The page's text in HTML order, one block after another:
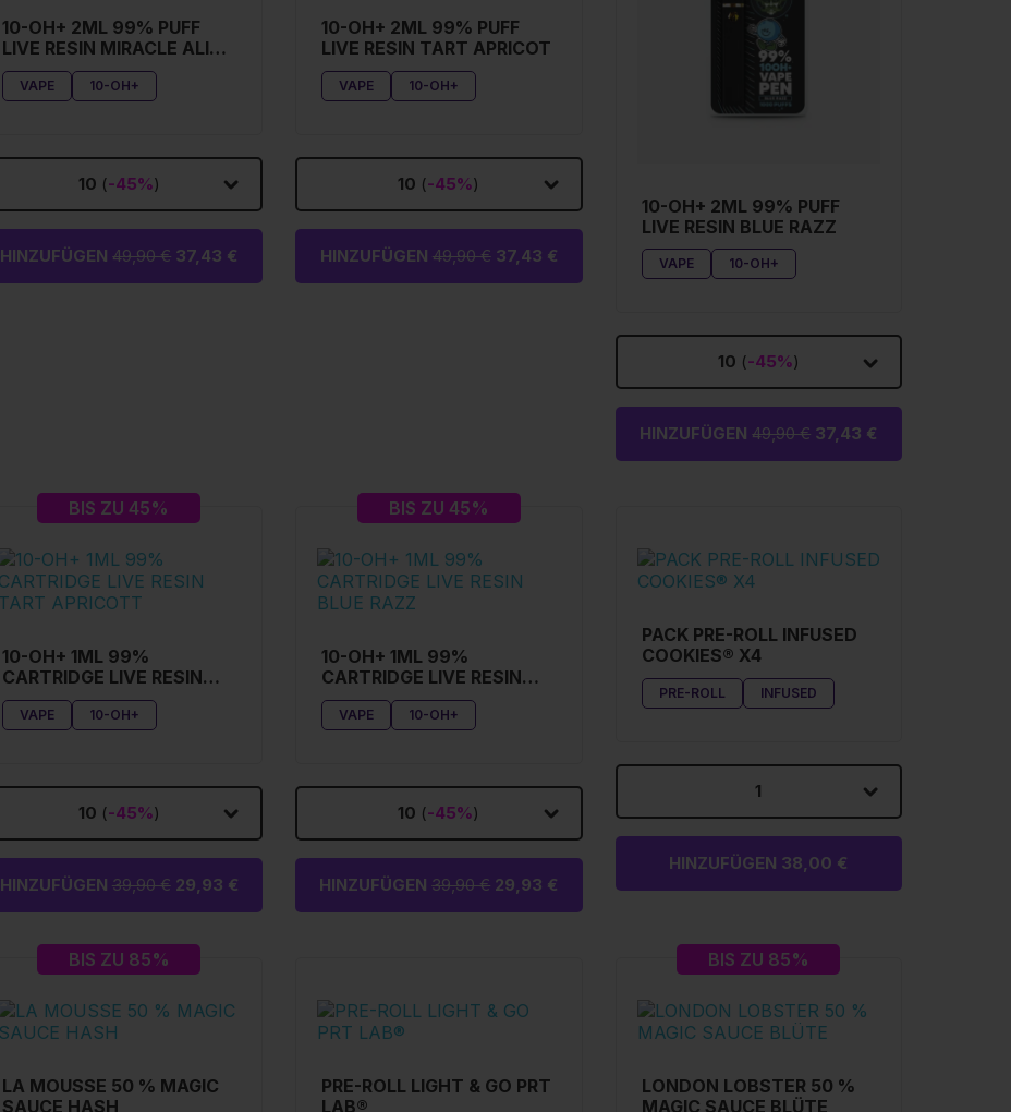
10-OH+ 2ML 99% PUFF
LIVE RESIN MIRACLE ALIEN
COOKIES
VAPE 10-OH+
10 (-45%)
HINZUFÜGEN49,90 € 37,43 €
10-OH+ 2ML 99% PUFF
LIVE RESIN TART APRICOT
VAPE 10-OH+
10 (-45%)
HINZUFÜGEN 49,90 €37,43 €
10-OH+ 2ML 99% PUFF
LIVE RESIN BLUE RAZZ
VAPE 10-OH+
10 (-45%)
HINZUFÜGEN49,90 € 37,43 €
BIS ZU 45%
10-OH+ 1ML 99%
CARTRIDGE LIVE RESIN
TART APRICOTT
VAPE 10-OH+
10 (-45%)
HINZUFÜGEN 39,90 €29,93 €
BIS ZU 45%
10-OH+ 1ML 99%
CARTRIDGE LIVE RESIN
BLUE RAZZ
VAPE 10-OH+
10 (-45%)
HINZUFÜGEN39,90 € 29,93 €
PACK PRE-ROLL INFUSED
COOKIES® X4
PRE-ROLL INFUSED
1
HINZUFÜGEN 38,00 €
BIS ZU 85%
LA MOUSSE 50 % MAGIC
SAUCE HASH
PRE-ROLL LIGHT & GO PRT
LAB®
BIS ZU 85%
LONDON LOBSTER 50 %
MAGIC SAUCE BLÜTE